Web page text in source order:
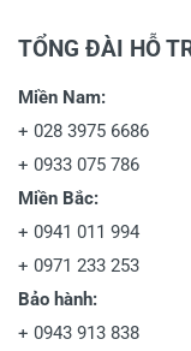
TỔNG ĐÀI HỖ
Miền Nam:
+ 028 3975 6686
+ 0933 075 786
Miền Bắc:
+ 0941 011 994
+ 0971 233 253
Bảo hành:
+ 0943 913 838